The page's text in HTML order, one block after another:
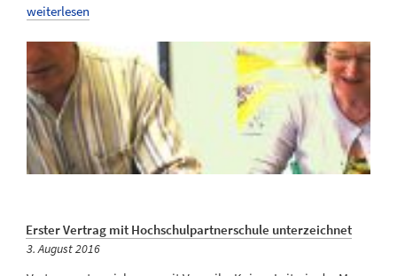
„Kreisgymnasium
Krozingen
ist
Hochschulpartnerschule“
weiterlesen
Erster Vertrag mit Hochschulpartnerschule unterzeichnet
Veröffentlicht
3. August 2016